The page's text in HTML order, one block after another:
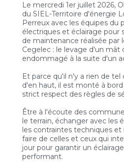
Le mercredi 1er juillet 2026,
du SIEL-Territoire d'énergie
Perreux avec les équipes du
électriques et éclairage pour
de maintenance réalisée par
Cegelec : le levage d'un mât
endommagé à la suite d'un
Et parce qu'il n'y a rien de tel
d'en haut, il est monté à bord
strict respect des règles de
Être à l'écoute des
le terrain, échanger avec les
les contraintes techniques et
faire de celles et ceux qui
jour pour garantir un
performant.